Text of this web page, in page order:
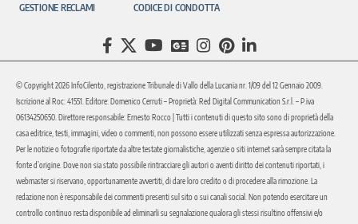
GESTIONE RECLAMI CODICE DI CONDOTTA
© Copyright 2026 InfoCilento, registrazione Tribunale di Vallo della Lucania nr. 1/09 del 12 Gennaio 2009.
Iscrizione al Roc: 41551. Editore: Domenico Cerruti – Proprietà: Red Digital Communication S.r.l. – P.iva
06134250650. Direttore responsabile: Ernesto Rocco | Tutti i contenuti di questo sito sono di proprietà della
casa editrice, testi, immagini, video o commenti, non possono essere utilizzati senza espressa autorizzazione.
Per le notizie o fotografie riportate da altre testate giornalistiche, agenzie o siti internet sarà sempre citata la
fonte d’origine. Dove non sia stato possibile rintracciare gli autori o aventi diritto dei contenuti riportati, i
webmaster si riservano, opportunamente avvertiti, di dare loro credito o di procedere alla rimozione. La
redazione non è responsabile dei commenti presenti sul sito o sui canali social. Non potendo esercitare un
controllo continuo resta disponibile ad eliminarli su segnalazione qualora gli stessi risultino offensivi e/o